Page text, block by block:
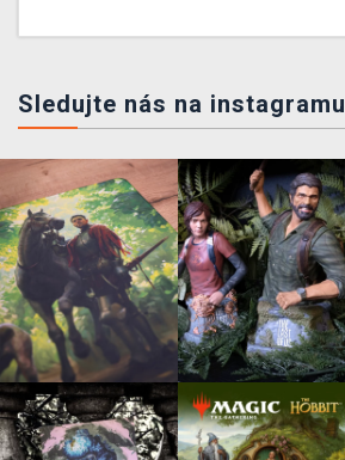
Sledujte nás na instagramu